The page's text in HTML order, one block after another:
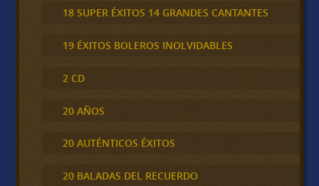
18 SUPER ÉXITOS 14 GRANDES CANTANTES
19 ÉXITOS BOLEROS INOLVIDABLES
2 CD
20 AÑOS
20 AUTÉNTICOS ÉXITOS
20 BALADAS DEL RECUERDO